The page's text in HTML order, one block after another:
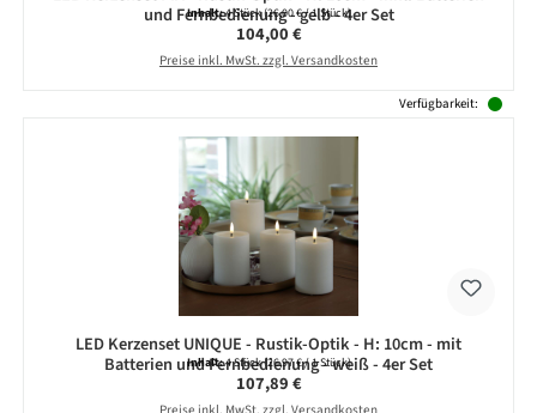
und Fernbedienung - gelb - 4er Set
Inhalt:4 Stück(26,00 € / 1 Stück)
Regulärer Preis:
104,00 €
Preise inkl. MwSt. zzgl. Versandkosten
Verfügbarkeit:
LED Kerzenset UNIQUE - Rustik-Optik - H: 10cm - mit
Batterien und Fernbedienung - weiß - 4er Set
Inhalt:4 Stück(26,97 € / 1 Stück)
Regulärer Preis:
107,89 €